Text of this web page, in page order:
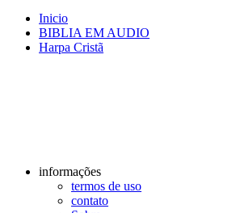
Inicio
BIBLIA EM AUDIO
Harpa Cristã
informações
termos de uso
contato